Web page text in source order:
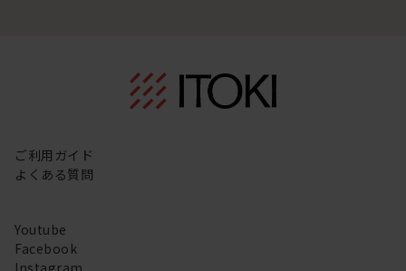
ご利用ガイド
よくある質問
Youtube
Facebook
Instagram